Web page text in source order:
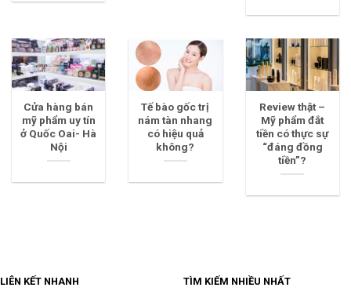
Cửa hàng bán
mỹ phẩm uy tín
ở Quốc Oai- Hà
Nội
Tế bào gốc trị
nám tàn nhang
có hiệu quả
không?
Review thật –
Mỹ phẩm đắt
tiền có thực sự
“đáng đồng
tiền”?
LIÊN KẾT NHANH TÌM KIẾM NHIỀU NHẤT